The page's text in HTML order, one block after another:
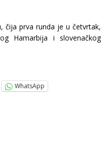
čija prva runda je u četvrtak,
Hamarbija i slovenačkog
WhatsApp